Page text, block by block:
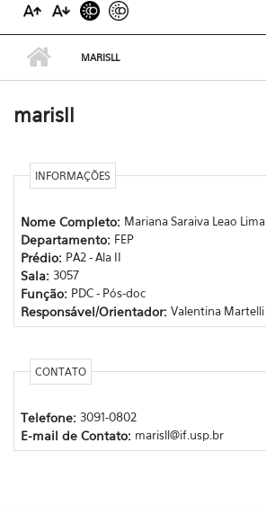
MARISLL
marisll
INFORMAÇÕES
Nome Completo: Mariana Saraiva Leao Lima
Departamento: FEP
Prédio: PA2 - Ala II
Sala: 3057
Função: PDC - Pós-doc
Responsável/Orientador: Valentina Martelli
CONTATO
Telefone: 3091-0802
E-mail de Contato: marisll@if.usp.br